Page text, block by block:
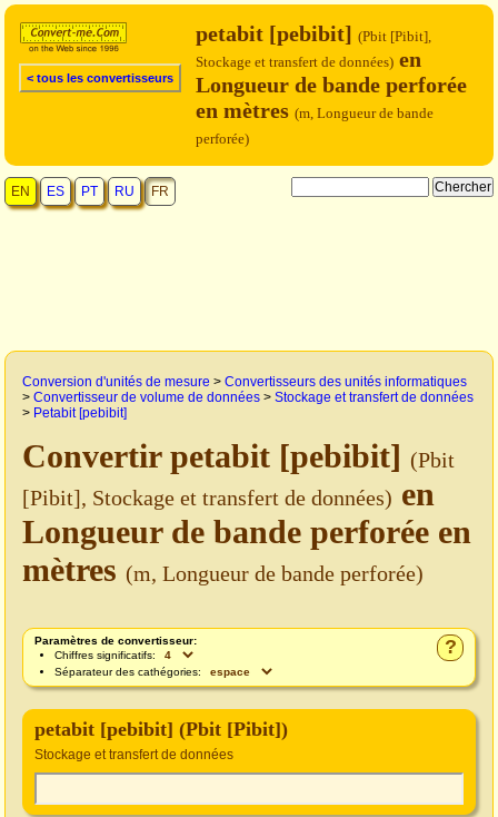
< tous les convertisseurs
petabit [pebibit] (Pbit [Pibit],
Stockage et transfert de données) en
Longueur de bande perforée
en mètres (m, Longueur de bande
perforée)
EN ES PT RU FR
Conversion d'unités de mesure > Convertisseurs des unités informatiques
> Convertisseur de volume de données > Stockage et transfert de données
> Petabit [pebibit]
Convertir petabit [pebibit] (Pbit
[Pibit], Stockage et transfert de données) en
Longueur de bande perforée en
mètres (m, Longueur de bande perforée)
?
Paramètres de convertisseur:
Chiffres significatifs:
Séparateur des cathégories:
petabit [pebibit] (Pbit [Pibit])
Stockage et transfert de données